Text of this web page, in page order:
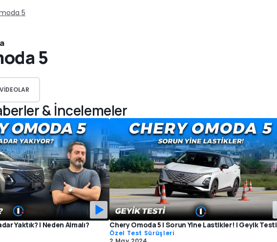
5
5
VIDEOLAR
& İncelemeler
Yaktık? | Neden Almalı? Chery Omoda 5 | Sorun Yine Lastikler! | Geyik Testi
Özel Test Sürüşleri